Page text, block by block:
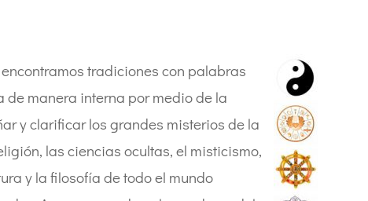
tradiciones con palabras
manera interna por medio de la
y clarificar los grandes misterios de la
las ciencias ocultas, el misticismo,
y la filosofía de todo el mundo